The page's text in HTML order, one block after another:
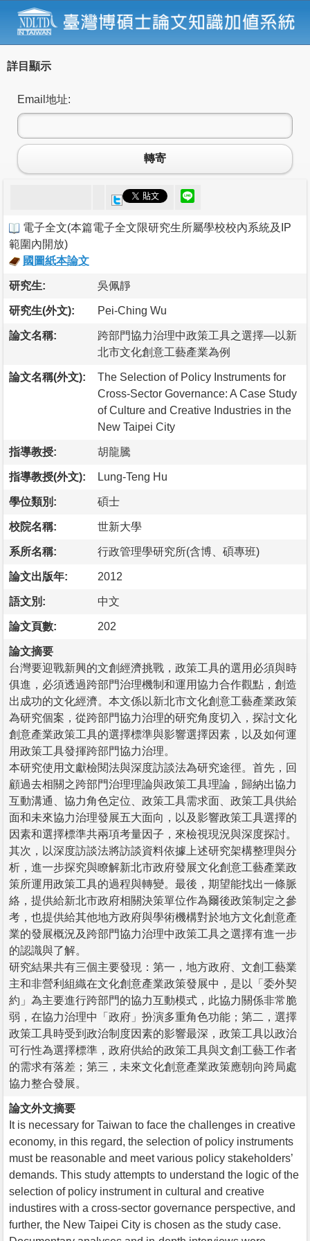
詳目顯示
Email地址:
轉寄
電子全文(本篇電子全文限研究生所屬學校校內系統及IP
範圍內開放)
國圖紙本論文
研究生: 吳佩靜
研究生(外文): Pei-Ching Wu
論文名稱:
跨部門協力治理中政策工具之選擇—以新
北市文化創意工藝產業為例
論文名稱(外文):
The Selection of Policy Instruments for
Cross-Sector Governance: A Case Study
of Culture and Creative Industries in the
New Taipei City
指導教授: 胡龍騰
指導教授(外文): Lung-Teng Hu
學位類別: 碩士
校院名稱: 世新大學
系所名稱: 行政管理學研究所(含博、碩專班)
論文出版年: 2012
語文別: 中文
論文頁數: 202
論文摘要
台灣要迎戰新興的文創經濟挑戰，政策工具的選用必須與時
俱進，必須透過跨部門治理機制和運用協力合作觀點，創造
出成功的文化經濟。本文係以新北市文化創意工藝產業政策
為研究個案，從跨部門協力治理的研究角度切入，探討文化
創意產業政策工具的選擇標準與影響選擇因素，以及如何運
用政策工具發揮跨部門協力治理。
本研究使用文獻檢閱法與深度訪談法為研究途徑。首先，回
顧過去相關之跨部門治理理論與政策工具理論，歸納出協力
互動溝通、協力角色定位、政策工具需求面、政策工具供給
面和未來協力治理發展五大面向，以及影響政策工具選擇的
因素和選擇標準共兩項考量因子，來檢視現況與深度探討。
其次，以深度訪談法將訪談資料依據上述研究架構整理與分
析，進一步探究與瞭解新北市政府發展文化創意工藝產業政
策所運用政策工具的過程與轉變。最後，期望能找出一條脈
絡，提供給新北市政府相關決策單位作為爾後政策制定之參
考，也提供給其他地方政府與學術機構對於地方文化創意產
業的發展概況及跨部門協力治理中政策工具之選擇有進一步
的認識與了解。
研究結果共有三個主要發現：第一，地方政府、文創工藝業
主和非營利組織在文化創意產業政策發展中，是以「委外契
約」為主要進行跨部門的協力互動模式，此協力關係非常脆
弱，在協力治理中「政府」扮演多重角色功能；第二，選擇
政策工具時受到政治制度因素的影響最深，政策工具以政治
可行性為選擇標準，政府供給的政策工具與文創工藝工作者
的需求有落差；第三，未來文化創意產業政策應朝向跨局處
協力整合發展。
論文外文摘要
It is necessary for Taiwan to face the challenges in creative
economy, in this regard, the selection of policy instruments
must be reasonable and meet various policy stakeholders’
demands. This study attempts to understand the logic of the
selection of policy instrument in cultural and creative
industires with a cross-sector governance perspective, and
further, the New Taipei City is chosen as the study case.